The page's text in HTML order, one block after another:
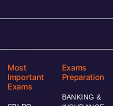
Most
Important
Exams
Exams
Preparation
BANKING &